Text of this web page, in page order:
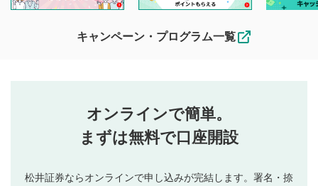
キャンペーン・プログラム一覧
オンラインで簡単。
まずは無料で口座開設
松井証券ならオンラインで申し込みが完結します。署名・捺